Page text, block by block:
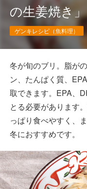
の生姜焼き」
ゲンキレシピ（魚料理）
冬が旬のブリ。脂が
ン、たんぱく質、
取できます。EPA、
とる必要があります
っぱり食べやすく、
冬におすすめです。